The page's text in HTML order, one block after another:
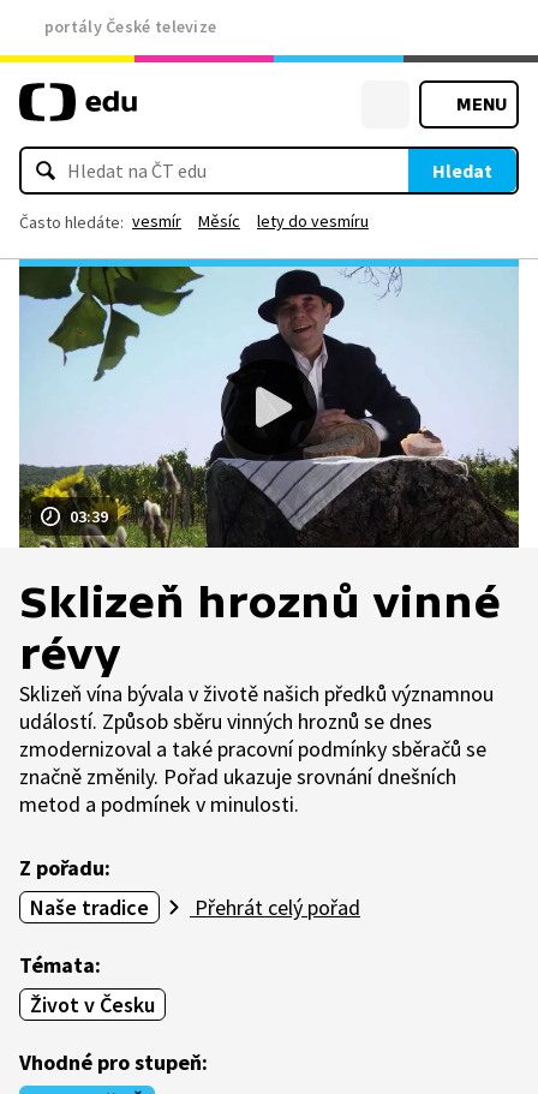
portály České televize
MENU
Hledat
Často hledáte: vesmír Měsíc lety do vesmíru
03:39
Sklizeň hroznů vinné
révy
Sklizeň vína bývala v životě našich předků významnou
událostí. Způsob sběru vinných hroznů se dnes
zmodernizoval a také pracovní podmínky sběračů se
značně změnily. Pořad ukazuje srovnání dnešních
metod a podmínek v minulosti.
Z pořadu:
Naše tradice
Přehrát celý pořad
Témata:
Život v Česku
Vhodné pro stupeň: